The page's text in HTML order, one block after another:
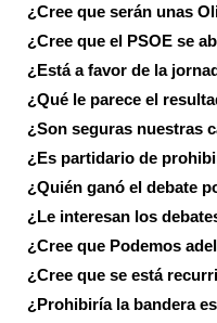
¿Cree que serán unas
¿Cree que el PSOE se
¿Está a favor de la
¿Qué le parece el
¿Son seguras nuestras
¿Es partidario de
¿Quién ganó el debate
¿Le interesan los
¿Cree que Podemos
¿Cree que se está
¿Prohibiría la bandera